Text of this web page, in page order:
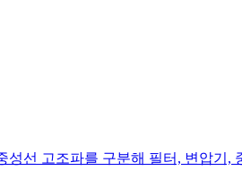
선 고조파를 구분해 필터, 변압기,